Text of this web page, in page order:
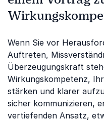
Wenn Sie vor
Auftreten,
Überzeugungskraft
Wirkungskompetenz,
stärken und klarer
sicher kommunizieren,
vertiefenden Ansatz,